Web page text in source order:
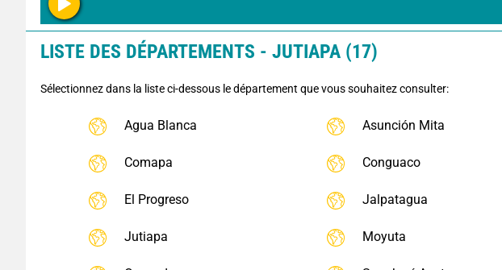
LISTE DES DÉPARTEMENTS - JUTIAPA (17)
Sélectionnez dans la liste ci-dessous le département que vous souhaitez consulter:
Agua Blanca Asunción Mita
Comapa Conguaco
El Progreso Jalpatagua
Jutiapa Moyuta